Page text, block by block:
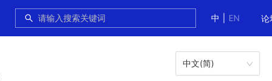
中
EN 论
中文(简)